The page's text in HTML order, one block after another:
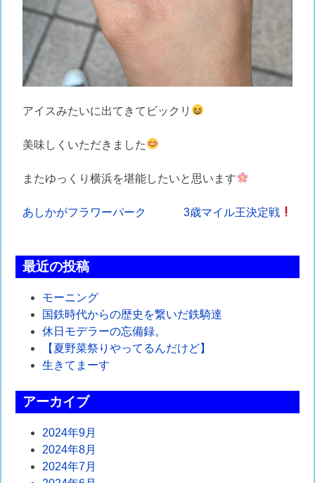
アイスみたいに出てきてビックリ
美味しくいただきました
またゆっくり横浜を堪能したいと思います
投
ナ
ビ
ゲ
ー
シ
ョ
ン
あしかがフラワーパーク 3歳マイル王決定戦
最近の投稿
モーニング
国鉄時代からの歴史を繋いだ鉄騎達
休日モデラーの忘備録。
【夏野菜祭りやってるんだけど】
生きてまーす
アーカイブ
2024年9月
2024年8月
2024年7月